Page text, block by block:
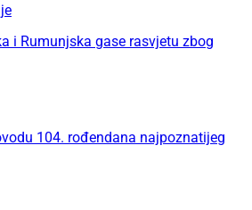
i Rumunjska gase rasvjetu zbog
104. rođendana najpoznatijeg